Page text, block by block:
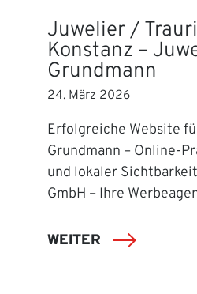
Juwelier /
Konstanz –
Grundmann
24. März 2026
Erfolgreiche Website
Grundmann – Online-
und lokaler
GmbH – Ihre
WEITER